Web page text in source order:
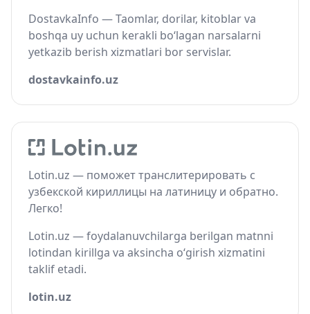
DostavkaInfo — Taomlar, dorilar, kitoblar va
boshqa uy uchun kerakli bo‘lagan narsalarni
yetkazib berish xizmatlari bor servislar.
dostavkainfo.uz
Lotin.uz — поможет транслитерировать с
узбекской кириллицы на латиницу и обратно.
Легко!
Lotin.uz — foydalanuvchilarga berilgan matnni
lotindan kirillga va aksincha o‘girish xizmatini
taklif etadi.
lotin.uz